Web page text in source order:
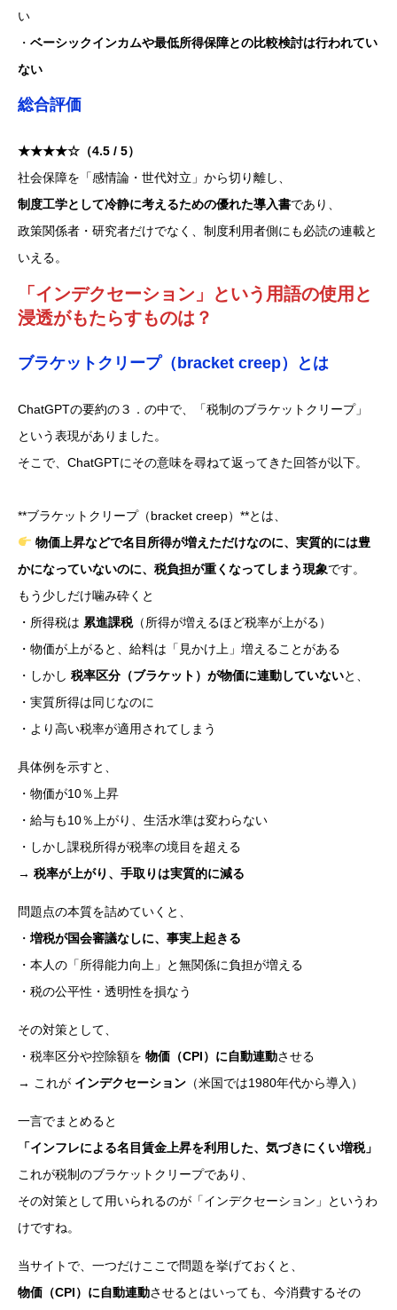
い
・ ベーシックインカムや最低所得保障との比較検討は行われてい
ない
総合評価
★★★★☆（4.5 / 5）
社会保障を「感情論・世代対立」から切り離し、
制度工学として冷静に考えるための優れた導入書であり、
政策関係者・研究者だけでなく、制度利用者側にも必読の連載と
いえる。
「インデクセーション」という用語の使用と
浸透がもたらすものは？
ブラケットクリープ（bracket creep）とは
ChatGPTの要約の３．の中で、「税制のブラケットクリープ」
という表現がありました。
そこで、ChatGPTにその意味を尋ねて返ってきた回答が以下。
**ブラケットクリープ（bracket creep）**とは、
物価上昇などで名目所得が増えただけなのに、実質的には豊
かになっていないのに、税負担が重くなってしまう現象です。
もう少しだけ噛み砕くと
・所得税は 累進課税（所得が増えるほど税率が上がる）
・物価が上がると、給料は「見かけ上」増えることがある
・しかし 税率区分（ブラケット）が物価に連動していないと、
・実質所得は同じなのに
・より高い税率が適用されてしまう
具体例を示すと、
・物価が10％上昇
・給与も10％上がり、生活水準は変わらない
・しかし課税所得が税率の境目を超える
→ 税率が上がり、手取りは実質的に減る
問題点の本質を詰めていくと、
・ 増税が国会審議なしに、事実上起きる
・本人の「所得能力向上」と無関係に負担が増える
・税の公平性・透明性を損なう
その対策として、
・税率区分や控除額を 物価（CPI）に自動連動させる
→ これが インデクセーション （米国では1980年代から導入）
一言でまとめると
「インフレによる名目賃金上昇を利用した、気づきにくい増税」
これが税制のブラケットクリープであり、
その対策として用いられるのが「インデクセーション」というわ
けですね。
当サイトで、一つだけここで問題を挙げておくと、
物価（CPI）に自動連動させるとはいっても、今消費するその